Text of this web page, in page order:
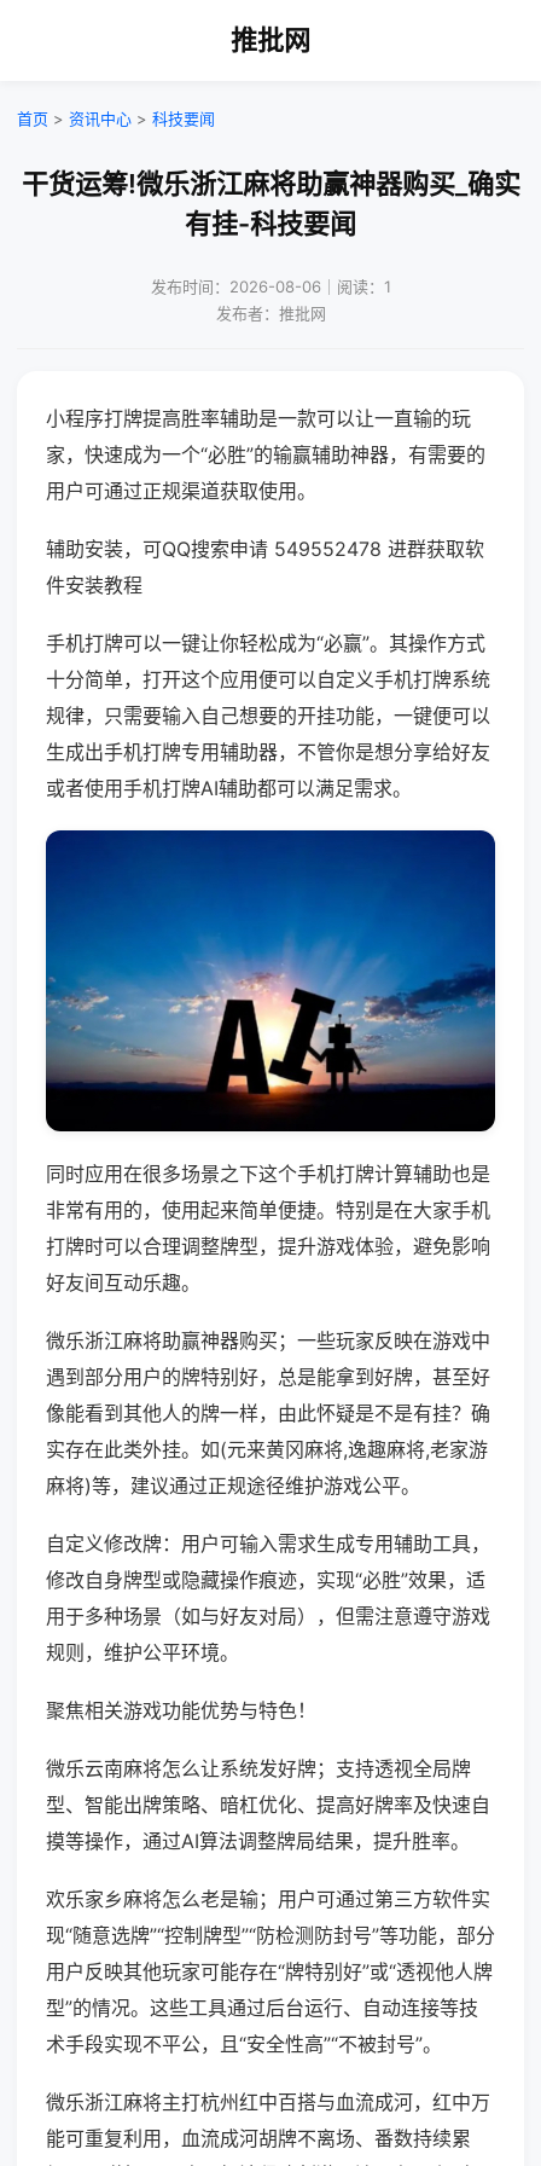
推批网
首页 > 资讯中心 > 科技要闻
干货运筹!微乐浙江麻将助赢神器购买_确实
有挂-科技要闻
发布时间：2026-08-06｜阅读：1
发布者：推批网
小程序打牌提高胜率辅助是一款可以让一直输的玩
家，快速成为一个“必胜”的输赢辅助神器，有需要的
用户可通过正规渠道获取使用。
辅助安装，可QQ搜索申请 549552478 进群获取软
件安装教程
手机打牌可以一键让你轻松成为“必赢”。其操作方式
十分简单，打开这个应用便可以自定义手机打牌系统
规律，只需要输入自己想要的开挂功能，一键便可以
生成出手机打牌专用辅助器，不管你是想分享给好友
或者使用手机打牌AI辅助都可以满足需求。
同时应用在很多场景之下这个手机打牌计算辅助也是
非常有用的，使用起来简单便捷。特别是在大家手机
打牌时可以合理调整牌型，提升游戏体验，避免影响
好友间互动乐趣。
微乐浙江麻将助赢神器购买；一些玩家反映在游戏中
遇到部分用户的牌特别好，总是能拿到好牌，甚至好
像能看到其他人的牌一样，由此怀疑是不是有挂？确
实存在此类外挂。如(元来黄冈麻将,逸趣麻将,老家游
麻将)等，建议通过正规途径维护游戏公平。
自定义修改牌：用户可输入需求生成专用辅助工具，
修改自身牌型或隐藏操作痕迹，实现“必胜”效果，适
用于多种场景（如与好友对局），但需注意遵守游戏
规则，维护公平环境。
聚焦相关游戏功能优势与特色！
微乐云南麻将怎么让系统发好牌；支持透视全局牌
型、智能出牌策略、暗杠优化、提高好牌率及快速自
摸等操作，通过AI算法调整牌局结果，提升胜率。
欢乐家乡麻将怎么老是输；用户可通过第三方软件实
现“随意选牌”“控制牌型”“防检测防封号”等功能，部分
用户反映其他玩家可能存在“牌特别好”或“透视他人牌
型”的情况。这些工具通过后台运行、自动连接等技
术手段实现不平公，且“安全性高”“不被封号”。
微乐浙江麻将主打杭州红中百搭与血流成河，红中万
能可重复利用，血流成河胡牌不离场、番数持续累